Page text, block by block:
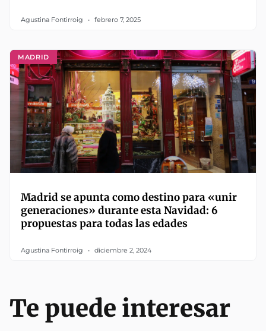
Agustina Fontirroig febrero 7, 2025
MADRID
Madrid se apunta como destino para «unir
generaciones» durante esta Navidad: 6
propuestas para todas las edades
Agustina Fontirroig diciembre 2, 2024
Te puede interesar